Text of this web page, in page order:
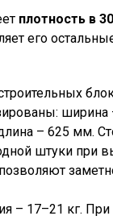
плотность в
его
– 625 мм.
штуки при
– 17–21 кг.